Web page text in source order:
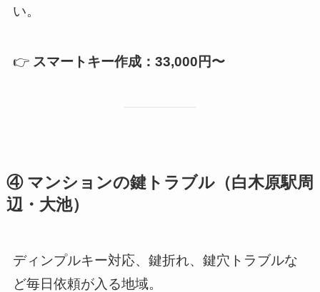
い。
👉 スマートキー作成：33,000円〜
④ マンションの鍵トラブル（白木原駅周
辺・大池）
ディンプルキー対応、鍵折れ、鍵穴トラブルな
ど毎日依頼が入る地域。